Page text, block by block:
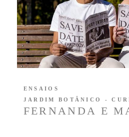
FERNANDA E
ENSAIOS
JARDIM BOTÂNICO -